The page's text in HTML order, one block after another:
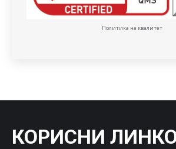
Политика на квалитет
КОРИСНИ